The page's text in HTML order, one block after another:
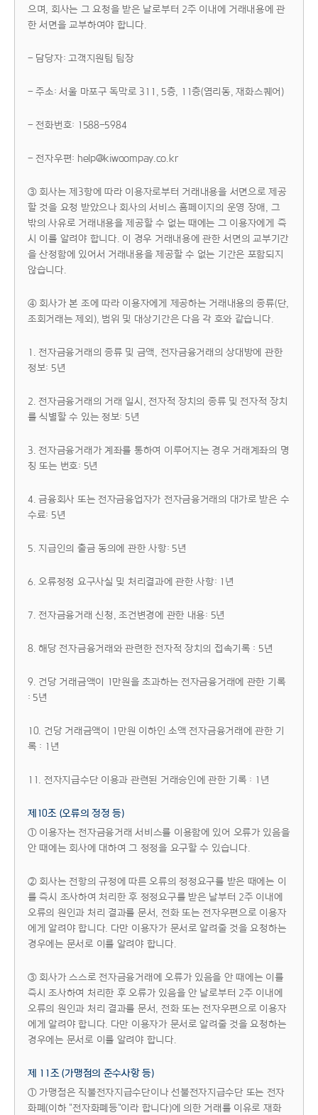
으며, 회사는 그 요청을 받은 날로부터 2주 이내에 거래내용에 관
한 서면을 교부하여야 합니다.
- 담당자: 고객지원팀 팀장
- 주소: 서울 마포구 독막로 311, 5층, 11층(염리동, 재화스퀘어)
- 전화번호: 1588-5984
- 전자우편: help@kiwoompay.co.kr
③ 회사는 제3항에 따라 이용자로부터 거래내용을 서면으로 제공
할 것을 요청 받았으나 회사의 서비스 홈페이지의 운영 장애, 그
밖의 사유로 거래내용을 제공할 수 없는 때에는 그 이용자에게 즉
시 이를 알려야 합니다. 이 경우 거래내용에 관한 서면의 교부기간
을 산정함에 있어서 거래내용을 제공할 수 없는 기간은 포함되지
않습니다.
④ 회사가 본 조에 따라 이용자에게 제공하는 거래내용의 종류(단,
조회거래는 제외), 범위 및 대상기간은 다음 각 호와 같습니다.
1. 전자금융거래의 종류 및 금액, 전자금융거래의 상대방에 관한
정보: 5년
2. 전자금융거래의 거래 일시, 전자적 장치의 종류 및 전자적 장치
를 식별할 수 있는 정보: 5년
3. 전자금융거래가 계좌를 통하여 이루어지는 경우 거래계좌의 명
칭 또는 번호: 5년
4. 금융회사 또는 전자금융업자가 전자금융거래의 대가로 받은 수
수료: 5년
5. 지급인의 출금 동의에 관한 사항: 5년
6. 오류정정 요구사실 및 처리결과에 관한 사항: 1년
7. 전자금융거래 신청, 조건변경에 관한 내용: 5년
8. 해당 전자금융거래와 관련한 전자적 장치의 접속기록 : 5년
9. 건당 거래금액이 1만원을 초과하는 전자금융거래에 관한 기록
: 5년
10. 건당 거래금액이 1만원 이하인 소액 전자금융거래에 관한 기
록 : 1년
11. 전자지급수단 이용과 관련된 거래승인에 관한 기록 : 1년
제10조 (오류의 정정 등)
① 이용자는 전자금융거래 서비스를 이용함에 있어 오류가 있음을
안 때에는 회사에 대하여 그 정정을 요구할 수 있습니다.
② 회사는 전항의 규정에 따른 오류의 정정요구를 받은 때에는 이
를 즉시 조사하여 처리한 후 정정요구를 받은 날부터 2주 이내에
오류의 원인과 처리 결과를 문서, 전화 또는 전자우편으로 이용자
에게 알려야 합니다. 다만 이용자가 문서로 알려줄 것을 요청하는
경우에는 문서로 이를 알려야 합니다.
③ 회사가 스스로 전자금융거래에 오류가 있음을 안 때에는 이를
즉시 조사하여 처리한 후 오류가 있음을 안 날로부터 2주 이내에
오류의 원인과 처리 결과를 문서, 전화 또는 전자우편으로 이용자
에게 알려야 합니다. 다만 이용자가 문서로 알려줄 것을 요청하는
경우에는 문서로 이를 알려야 합니다.
제 11조 (가맹점의 준수사항 등)
① 가맹점은 직불전자지급수단이나 선불전자지급수단 또는 전자
화폐(이하 "전자화폐등"이라 합니다)에 의한 거래를 이유로 재화